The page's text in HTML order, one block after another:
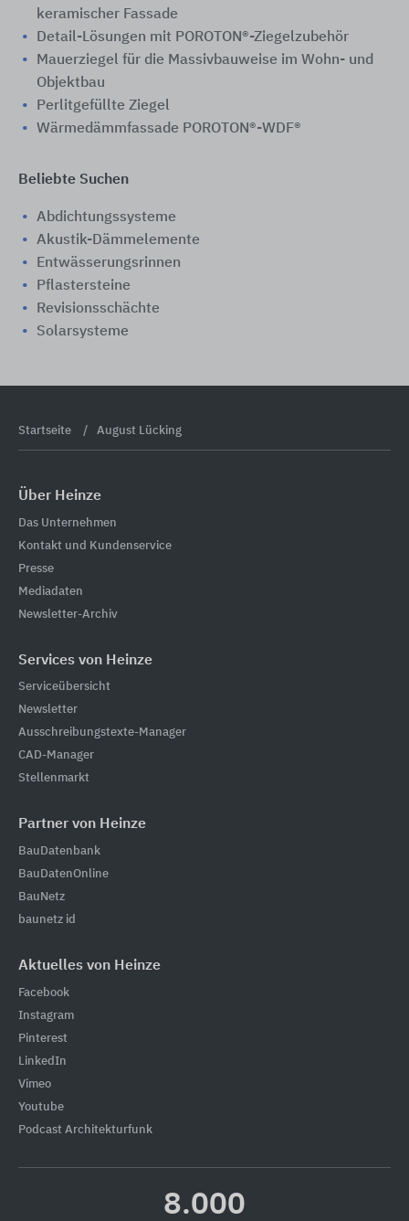
keramischer Fassade
Detail-Lösungen mit POROTON®-Ziegelzubehör
Mauerziegel für die Massivbauweise im Wohn- und
Objektbau
Perlitgefüllte Ziegel
Wärmedämmfassade POROTON®-WDF®
Beliebte Suchen
Abdichtungssysteme
Akustik-Dämmelemente
Entwässerungsrinnen
Pflastersteine
Revisionsschächte
Solarsysteme
Startseite August Lücking
Über Heinze
Das Unternehmen
Kontakt und Kundenservice
Presse
Mediadaten
Newsletter-Archiv
Services von Heinze
Serviceübersicht
Newsletter
Ausschreibungstexte-Manager
CAD-Manager
Stellenmarkt
Partner von Heinze
BauDatenbank
BauDatenOnline
BauNetz
baunetz id
Aktuelles von Heinze
Facebook
Instagram
Pinterest
LinkedIn
Vimeo
Youtube
Podcast Architekturfunk
8.000